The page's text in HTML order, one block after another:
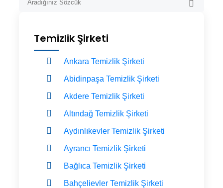
Temizlik Şirketi
Ankara Temizlik Şirketi
Abidinpaşa Temizlik Şirketi
Akdere Temizlik Şirketi
Altındağ Temizlik Şirketi
Aydınlıkevler Temizlik Şirketi
Ayrancı Temizlik Şirketi
Bağlıca Temizlik Şirketi
Bahçelievler Temizlik Şirketi